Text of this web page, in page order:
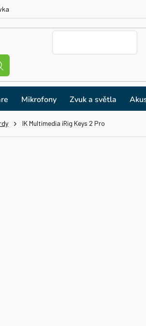
Mikrofony Zvuk a světla
IK Multimedia iRig Keys 2 Pro